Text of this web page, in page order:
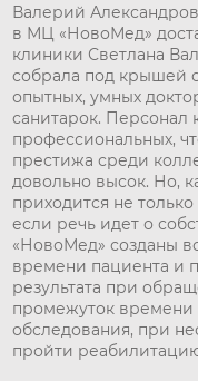
Валерий
в МЦ «НовоМед»
клиники Светлана
собрала под крышей
опытных, умных
санитарок. Персонал
профессиональных,
престижа среди
довольно высок. Но,
приходится не
если речь идет о
«НовоМед» созданы
времени пациента и
результата при
промежуток времени
обследования, при
пройти